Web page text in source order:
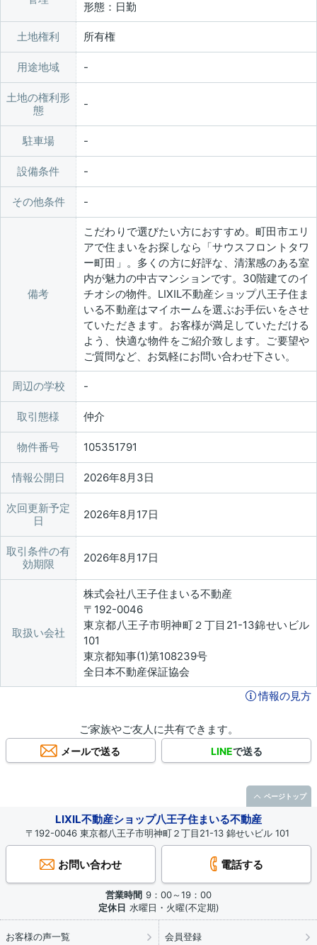
形態：日勤
土地権利 所有権
用途地域
土地の権利形
態
駐車場
設備条件
その他条件
備考
こだわりで選びたい方におすすめ。町田市エリ
アで住まいをお探しなら「サウスフロントタワ
ー町田」。多くの方に好評な、清潔感のある室
内が魅力の中古マンションです。30階建てのイ
チオシの物件。LIXIL不動産ショップ八王子住ま
いる不動産はマイホームを選ぶお手伝いをさせ
ていただきます。お客様が満足していただける
よう、快適な物件をご紹介致します。ご要望や
ご質問など、お気軽にお問い合わせ下さい。
周辺の学校
取引態様 仲介
物件番号 105351791
情報公開日 2026年8月3日
次回更新予定
日
2026年8月17日
取引条件の有
効期限
2026年8月17日
取扱い会社
株式会社八王子住まいる不動産
〒192-0046
東京都八王子市明神町２丁目21-13錦せいビル
101
東京都知事(1)第108239号
全日本不動産保証協会
情報の見方
ご家族やご友人に共有できます。
メールで送る LINEで送る
LIXIL不動産ショップ八王子住まいる不動産
〒192-0046 東京都八王子市明神町２丁目21-13 錦せいビル 101
お問い合わせ 電話する
営業時間 9：00～19：00
定休日 水曜日・火曜(不定期)
お客様の声一覧 会員登録
ページトップ